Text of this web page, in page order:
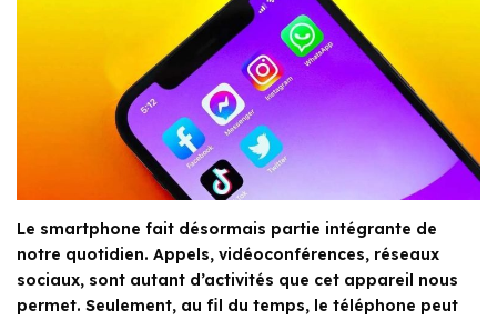
Le smartphone fait désormais partie intégrante de
notre quotidien. Appels, vidéoconférences, réseaux
sociaux, sont autant d’activités que cet appareil nous
permet. Seulement, au fil du temps, le téléphone peut